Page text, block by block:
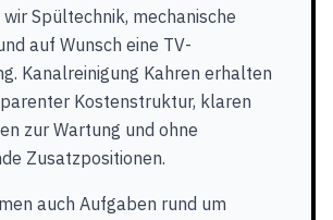
Spültechnik, mechanische
auf Wunsch eine TV-
Kanalreinigung Kahren erhalten
Kostenstruktur, klaren
zur Wartung und ohne
Zusatzpositionen.
auch Aufgaben rund um